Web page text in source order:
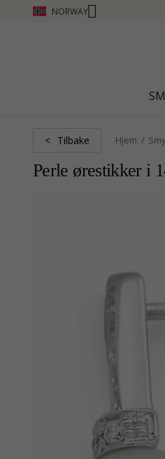
NORWAY
CHANTI CLUB - TJEN POENG SE
< Tilbake Hjem
Perle ørestikker i